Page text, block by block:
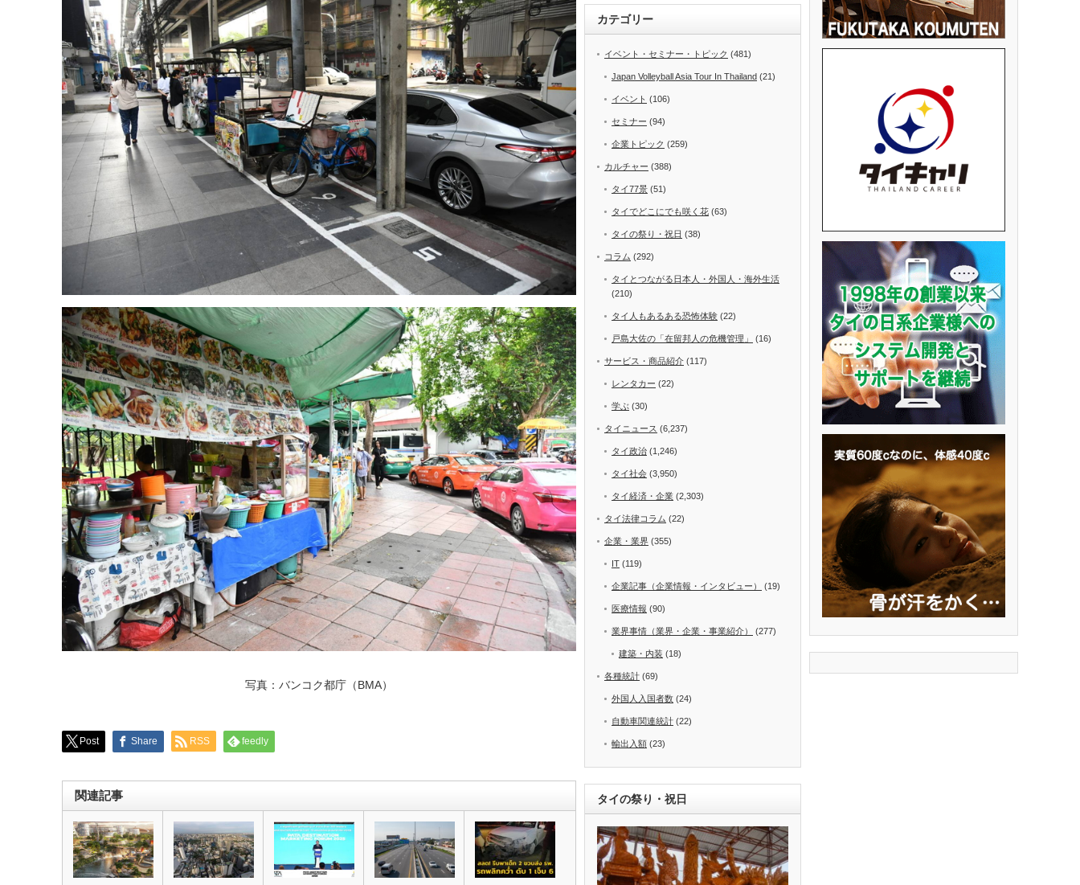
写真：バンコク都庁（BMA）
Post Share RSS feedly
関連記事
カテゴリー
イベント・セミナー・トピック (481)
Japan Volleyball Asia Tour In Thailand (21)
イベント (106)
セミナー (94)
企業トピック (259)
カルチャー (388)
タイ77景 (51)
タイでどこにでも咲く花 (63)
タイの祭り・祝日 (38)
コラム (292)
タイとつながる日本人・外国人・海外生活
(210)
タイ人もあるある恐怖体験 (22)
戸島大佐の「在留邦人の危機管理」 (16)
サービス・商品紹介 (117)
レンタカー (22)
学ぶ (30)
タイニュース (6,237)
タイ政治 (1,246)
タイ社会 (3,950)
タイ経済・企業 (2,303)
タイ法律コラム (22)
企業・業界 (355)
IT (119)
企業記事（企業情報・インタビュー） (19)
医療情報 (90)
業界事情（業界・企業・事業紹介） (277)
建築・内装 (18)
各種統計 (69)
外国人入国者数 (24)
自動車関連統計 (22)
輸出入額 (23)
タイの祭り・祝日